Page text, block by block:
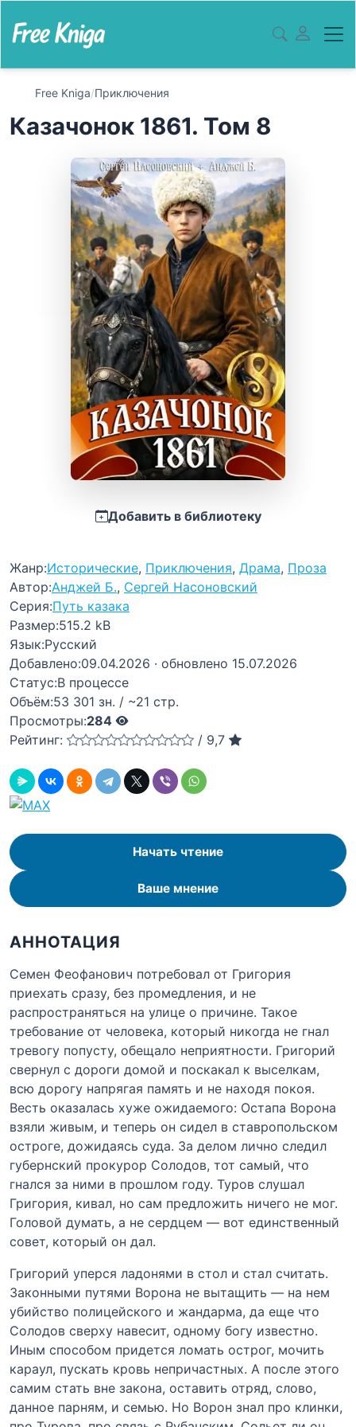
Free Kniga/Приключения
Казачонок 1861. Том 8
Добавить в библиотеку
Жанр:Исторические, Приключения, Драма, Проза
Автор:Анджей Б., Сергей Насоновский
Серия:Путь казака
Размер:515.2 kB
Язык:Русский
Добавлено:09.04.2026 · обновлено 15.07.2026
Статус:В процессе
Объём:53 301 зн. / ~21 стр.
Просмотры:284
Рейтинг:
/ 9,7
Начать чтение
Ваше мнение
АННОТАЦИЯ
Семен Феофанович потребовал от Григория
приехать сразу, без промедления, и не
распространяться на улице о причине. Такое
требование от человека, который никогда не гнал
тревогу попусту, обещало неприятности. Григорий
свернул с дороги домой и поскакал к выселкам,
всю дорогу напрягая память и не находя покоя.
Весть оказалась хуже ожидаемого: Остапа Ворона
взяли живым, и теперь он сидел в ставропольском
остроге, дожидаясь суда. За делом лично следил
губернский прокурор Солодов, тот самый, что
гнался за ними в прошлом году. Туров слушал
Григория, кивал, но сам предложить ничего не мог.
Головой думать, а не сердцем — вот единственный
совет, который он дал.
Григорий уперся ладонями в стол и стал считать.
Законными путями Ворона не вытащить — на нем
убийство полицейского и жандарма, да еще что
Солодов сверху навесит, одному богу известно.
Иным способом придется ломать острог, мочить
караул, пускать кровь непричастных. А после этого
самим стать вне закона, оставить отряд, слово,
данное парням, и семью. Но Ворон знал про клинки,